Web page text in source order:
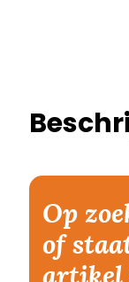
Op
of
artikel